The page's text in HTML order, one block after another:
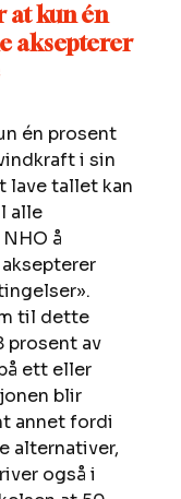
at kun én
aksepterer
én prosent
i sin
lave tallet kan
alle
å
til dette
prosent av
ett eller
blir
annet fordi
alternativer,
også i